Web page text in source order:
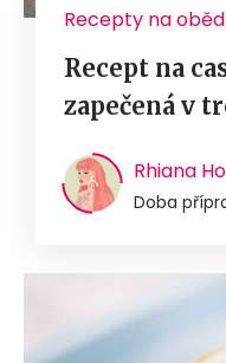
Recepty na oběd
Recept na
zapečená v
Rhiana
Doba